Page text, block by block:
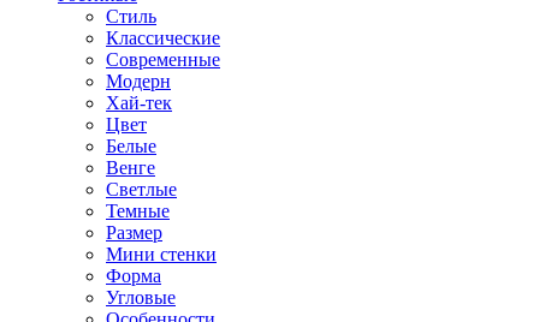
Стиль
Классические
Современные
Модерн
Хай-тек
Цвет
Белые
Венге
Светлые
Темные
Размер
Мини стенки
Форма
Угловые